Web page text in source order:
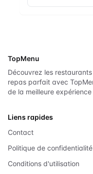
TopMenu
Découvrez les
repas parfait avec
de la meilleure expérience
Liens rapides
Contact
Politique de confidentialité
Conditions d'utilisation